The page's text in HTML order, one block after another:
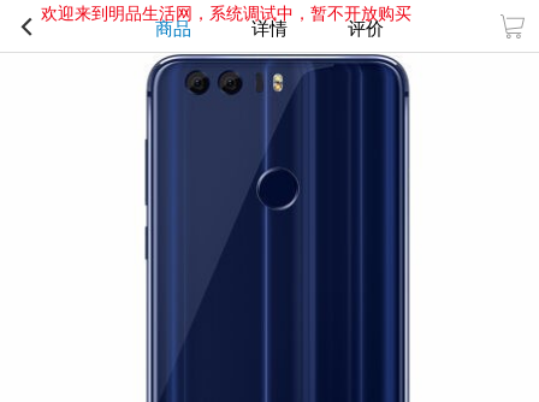
商品 详情 评价
欢迎来到明品生活网，系统调试中，暂不开放购买